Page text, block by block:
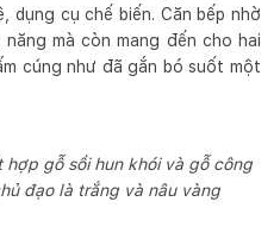
dụng cụ chế biến. Căn bếp nhờ
mà còn mang đến cho hai
cúng như đã gắn bó suốt một
gỗ sồi hun khói và gỗ công
đạo là trắng và nâu vàng